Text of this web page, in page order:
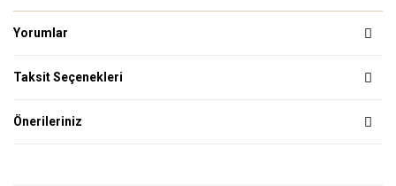
Yorumlar
Taksit Seçenekleri
Önerileriniz